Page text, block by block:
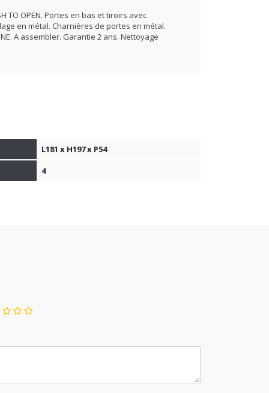
TO OPEN. Portes en bas et tiroirs avec
en métal. Charnières de portes en métal.
A assembler. Garantie 2 ans. Nettoyage
L181 x H197 x P54
4